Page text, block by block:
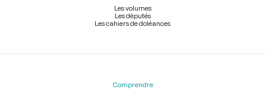
Les volumes
Les députés
Les cahiers de doléances
Comprendre